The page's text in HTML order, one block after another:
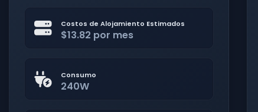
Costos de Alojamiento Estimados
$13.82 por mes
Consumo
240W